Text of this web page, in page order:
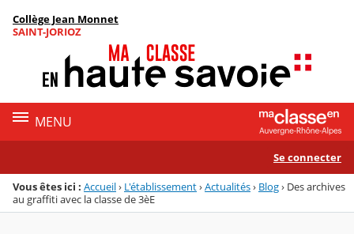
Menu de la rubrique
Contenu
Collège Jean Monnet
SAINT-JORIOZ
MENU
Se connecter
Vous êtes ici : Accueil› L'établissement›Actualités› Blog› Des archives
au graffiti avec la classe de 3èE